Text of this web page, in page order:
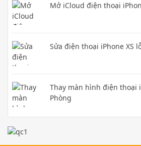
Mở iCloud điện thoại
Sửa điện thoại iPhone XS
Thay màn hình điện thoại
Phòng